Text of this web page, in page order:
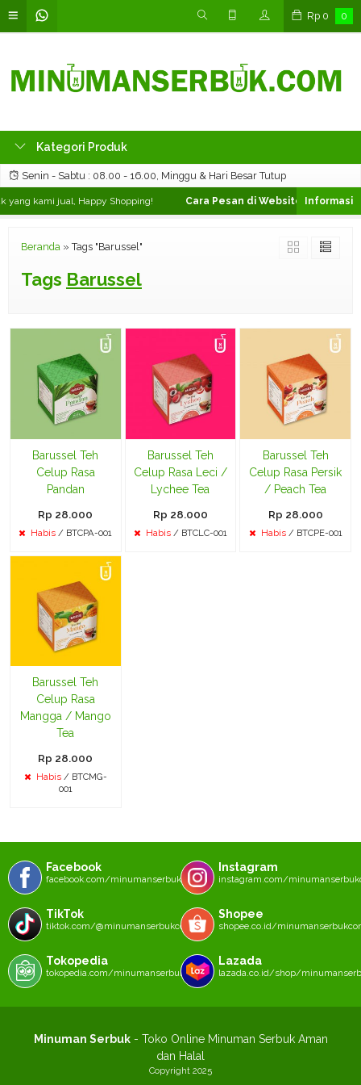
Rp 0 0
Kategori Produk
Senin - Sabtu : 08.00 - 16.00, Minggu & Hari Besar Tutup
kami jual, Happy Shopping! Cara Pesan di Website ❯ Silahkan
Beranda » Tags "Barussel"
Tags Barussel
Barussel Teh
Celup Rasa
Pandan
Rp 28.000
Habis / BTCPA-001
Barussel Teh
Celup Rasa Leci /
Lychee Tea
Rp 28.000
Habis/ BTCLC-001
Barussel Teh
Celup Rasa Persik
/ Peach Tea
Rp 28.000
Habis/ BTCPE-001
Barussel Teh
Celup Rasa
Mangga / Mango
Tea
Rp 28.000
Habis/ BTCMG-
001
Facebook
facebook.com/minumanserbukcom
Instagram
instagram.com/
TikTok
tiktok.com/@minumanserbukcom
Shopee
shopee.co.id/
Tokopedia
tokopedia.com/minumanserbukcom
Lazada
lazada.co.id/shop/
Minuman Serbuk- Toko Online Minuman Serbuk Aman
dan Halal
Copyright 2025